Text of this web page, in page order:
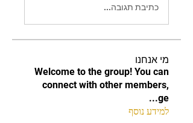
כתיבת תגובה...
מי אנחנו
Welcome to the group! You can
connect with other members,
ge
...
למידע נוסף